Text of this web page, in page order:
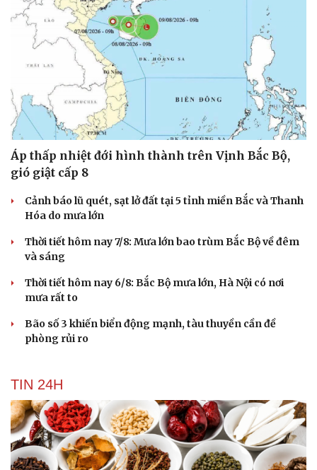
Áp thấp nhiệt đới hình thành trên Vịnh Bắc Bộ,
gió giật cấp 8
Cảnh báo lũ quét, sạt lở đất tại 5 tỉnh miền Bắc và Thanh
Hóa do mưa lớn
Thời tiết hôm nay 7/8: Mưa lớn bao trùm Bắc Bộ về đêm
và sáng
Thời tiết hôm nay 6/8: Bắc Bộ mưa lớn, Hà Nội có nơi
mưa rất to
Bão số 3 khiến biển động mạnh, tàu thuyền cần đề
phòng rủi ro
TIN 24H